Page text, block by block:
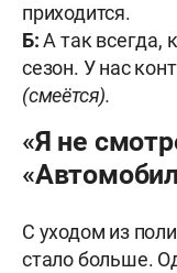
приходится.
Б:А так всегда,
сезон. У нас
(смеётся).
«Я не
С уходом из
стало больше.